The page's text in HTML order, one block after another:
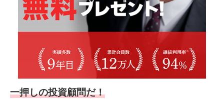
一押しの投資顧問だ！